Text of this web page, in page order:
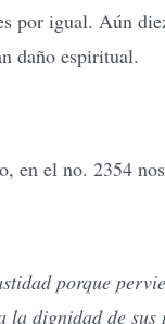
por igual. Aún
daño espiritual.
en el no. 2354
porque
la dignidad de